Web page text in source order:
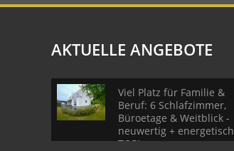
AKTUELLE ANGEBOTE
Viel Platz für Familie &
Beruf: 6 Schlafzimmer,
Büroetage & Weitblick -
neuwertig + energetisch
TOP!